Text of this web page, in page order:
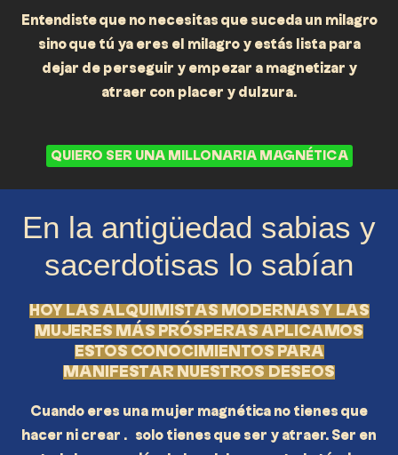
Entendiste que no necesitas que suceda un milagro
sino que tú ya eres el milagro y estás lista para
dejar de perseguir y empezar a magnetizar y
atraer con placer y dulzura.
QUIERO SER UNA MILLONARIA MAGNÉTICA
En la antigüedad sabias y
sacerdotisas lo sabían
HOY LAS ALQUIMISTAS MODERNAS Y LAS
MUJERES MÁS PRÓSPERAS APLICAMOS
ESTOS CONOCIMIENTOS PARA
MANIFESTAR NUESTROS DESEOS
Cuando eres una mujer magnética no tienes que
hacer ni crear … solo tienes que ser y atraer. Ser en